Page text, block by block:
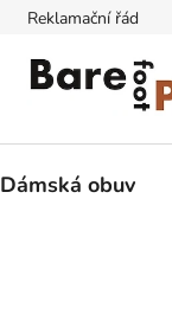
Reklamační řád
Dámská obuv